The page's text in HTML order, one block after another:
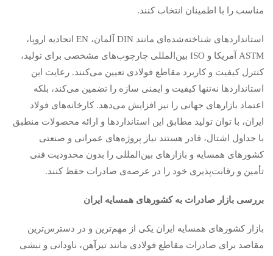
مناسب را با اطمینان انتخاب کنند.
استانداردهای شناخته‌شده‌ای مانند DIN آلمان، EN اتحادیه اروپا،
ASTM آمریکا و ISO بین‌المللی چارچوب‌های مشخصی برای تولید،
کنترل کیفیت و کاربرد مقاطع فولادی تعیین می‌کنند. رعایت این
استانداردها نه‌تنها کیفیت و ایمنی سازه را تضمین می‌کند، بلکه
اعتماد بازارهای جهانی را نیز افزایش می‌دهد. کارخانه‌های فولاد
ایران، با توان تولید مطابق این استانداردها و ارائه محصولات منطبق
با جداول اشتال، قادر هستند نیاز پروژه‌های عمرانی و صنعتی
کشورهای همسایه و بازارهای بین‌المللی را بدون محدودیت فنی
تأمین و رقابت‌پذیری خود را در عرصه‌ی صادرات حفظ کنند.
بررسی بازار صادرات به کشورهای همسایه ایران
بازار کشورهای همسایه ایران یکی از مهم‌ترین و در دسترس‌ترین
مقاصد برای صادرات مقاطع فولادی مانند تیرآهن، ناودانی و نبشی